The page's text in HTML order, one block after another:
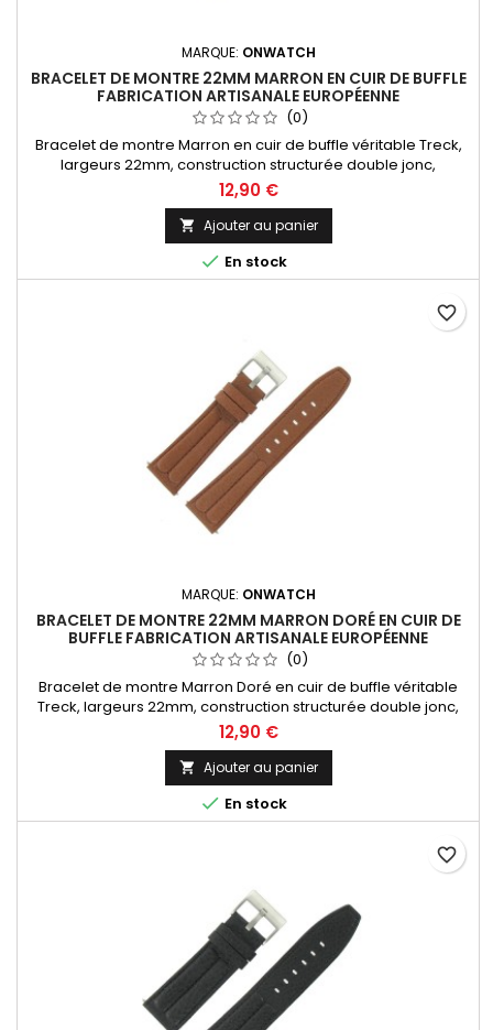
MARQUE: ONWATCH
BRACELET DE MONTRE 22MM MARRON EN CUIR DE BUFFLE
FABRICATION ARTISANALE EUROPÉENNE
(0)
Bracelet de montre Marron en cuir de buffle véritable Treck,
largeurs 22mm, construction structurée double jonc,
dynamique et sportif. Fabrication artisanale Made in Spain.
12,90 €
 Ajouter au panier
 En stock
MARQUE: ONWATCH
BRACELET DE MONTRE 22MM MARRON DORÉ EN CUIR DE
BUFFLE FABRICATION ARTISANALE EUROPÉENNE
(0)
Bracelet de montre Marron Doré en cuir de buffle véritable
Treck, largeurs 22mm, construction structurée double jonc,
dynamique et sportif. Fabrication artisanale Made in Spain.
12,90 €
 Ajouter au panier
 En stock
favorite_border
favorite_border